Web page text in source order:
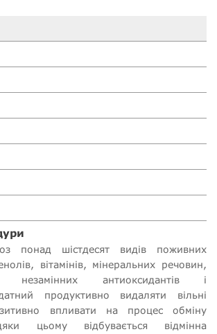
понад шістдесят видів поживних
вітамінів, мінеральних речовин,
незамінних антиоксидантів і
продуктивно видаляти вільні
впливати на процес обміну
цьому відбувається відмінна